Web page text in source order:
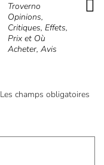
Troverno
Opinions,
Critiques, Effets,
Prix et Où
Acheter, Avis
Les champs obligatoires